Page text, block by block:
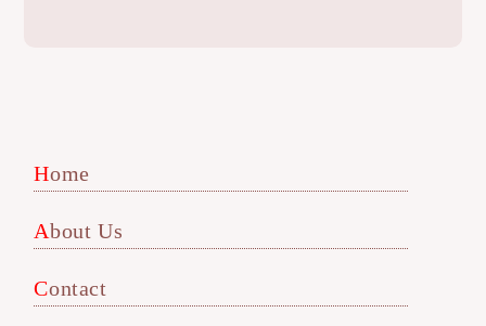
Home
About Us
Contact